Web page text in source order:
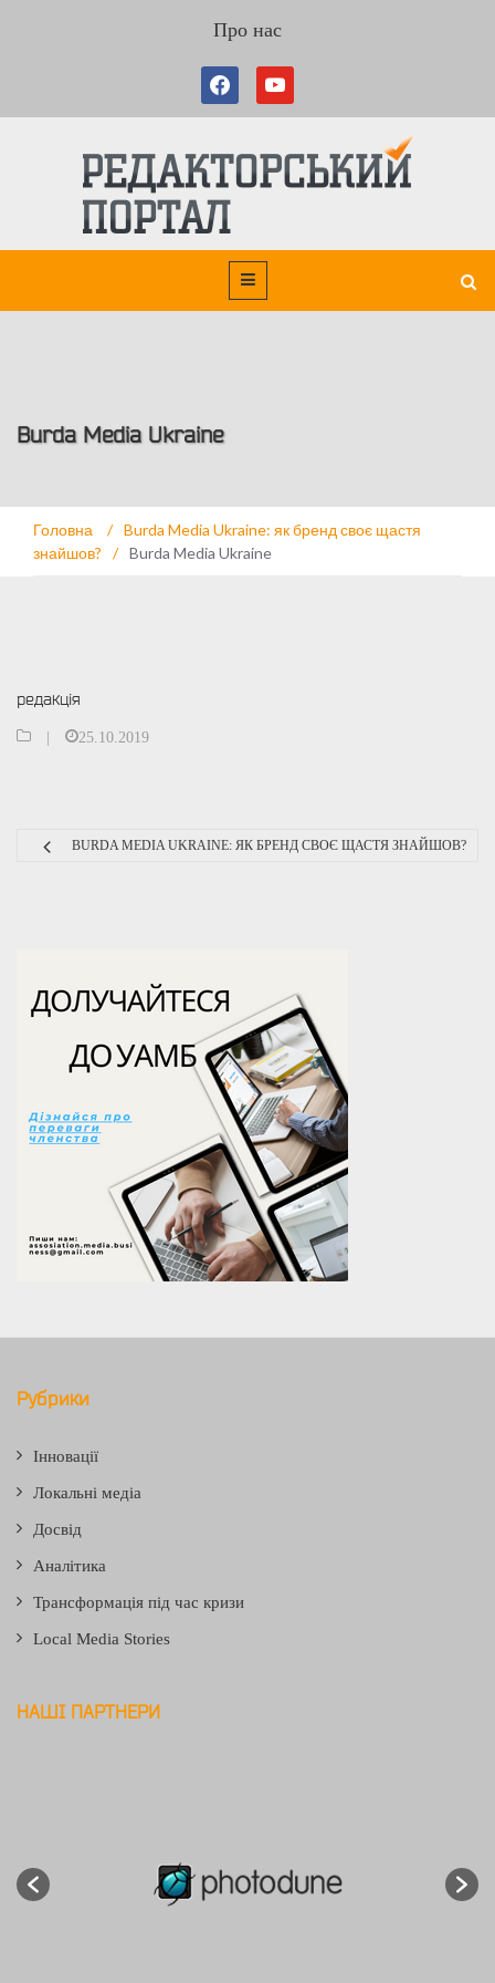
Про нас
Burda Media Ukraine
Головна / Burda Media Ukraine: як бренд своє щастя
знайшов?
/ Burda Media Ukraine
редакція
25.10.2019
BURDA MEDIA UKRAINE: ЯК БРЕНД СВОЄ ЩАСТЯ ЗНАЙШОВ?
Рубрики
Інновації
Локальні медіа
Досвід
Аналітика
Трансформація під час кризи
Local Media Stories
НАШІ ПАРТНЕРИ